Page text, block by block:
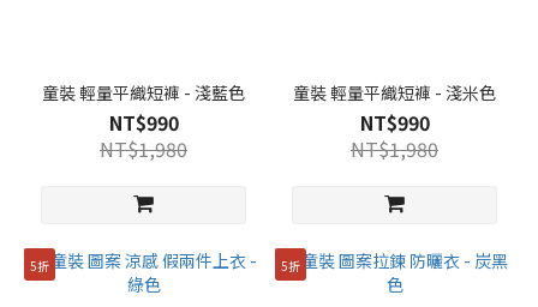
童裝 輕量平織短褲 - 淺藍色
NT$990
NT$1,980
童裝 輕量平織短褲 - 淺米色
NT$990
NT$1,980
5折 5折